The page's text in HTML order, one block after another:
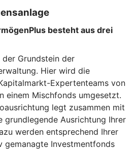
besteht aus drei
der Grundstein der
Hier wird die
Expertenteams von
einem Mischfonds umgesetzt.
legt zusammen mit
grundlegende Ausrichtung Ihrer
werden entsprechend Ihrer
gemanagte Investmentfonds